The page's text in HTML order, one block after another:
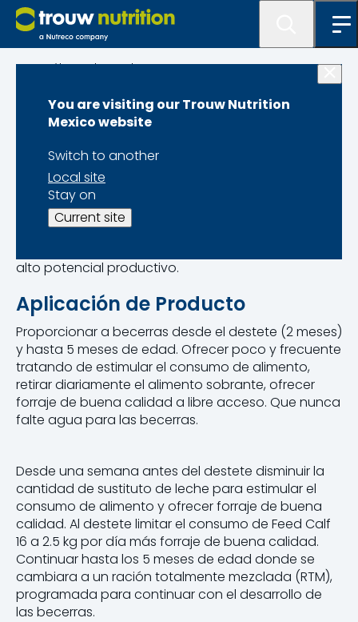
You are visiting our Trouw Nutrition
Mexico website
Switch to another
Local site
Stay on
Current site
Catálogo de Productos
Feed Calf 16
Alimento completo para ofrecer a becerras
después del destete. Diseñado para acelerar el
alto potencial productivo.
Aplicación de Producto
Proporcionar a becerras desde el destete (2 meses)
y hasta 5 meses de edad. Ofrecer poco y frecuente
tratando de estimular el consumo de alimento,
retirar diariamente el alimento sobrante, ofrecer
forraje de buena calidad a libre acceso. Que nunca
falte agua para las becerras.
Desde una semana antes del destete disminuir la
cantidad de sustituto de leche para estimular el
consumo de alimento y ofrecer forraje de buena
calidad. Al destete limitar el consumo de Feed Calf
16 a 2.5 kg por día más forraje de buena calidad.
Continuar hasta los 5 meses de edad donde se
cambiara a un ración totalmente mezclada (RTM),
programada para continuar con el desarrollo de
las becerras.